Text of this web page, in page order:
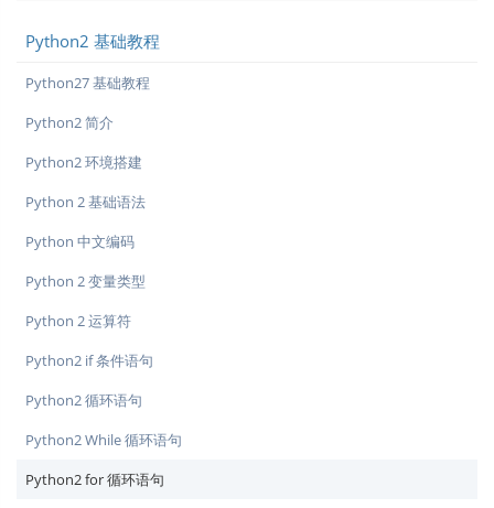
Python2 基础教程
Python27 基础教程
Python2 简介
Python2 环境搭建
Python 2 基础语法
Python 中文编码
Python 2 变量类型
Python 2 运算符
Python2 if 条件语句
Python2 循环语句
Python2 While 循环语句
Python2 for 循环语句